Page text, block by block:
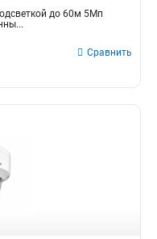
до 60м 5Мп
Сравнить